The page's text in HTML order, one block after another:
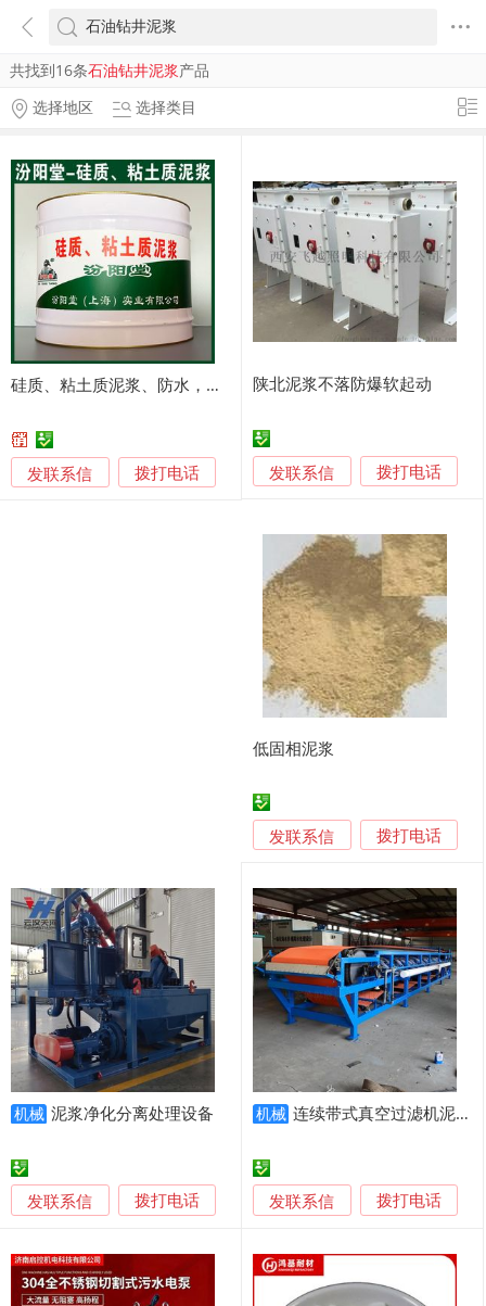
共找到16条石油钻井泥浆产品
选择地区
选择类目
硅质、粘土质泥浆、防水，防漏，性能好
发联系信 拨打电话
陕北泥浆不落防爆软起动
发联系信 拨打电话
低固相泥浆
发联系信 拨打电话
机械 泥浆净化分离处理设备
发联系信 拨打电话
机械 连续带式真空过滤机泥浆分离一体化污水脱水设备
发联系信 拨打电话